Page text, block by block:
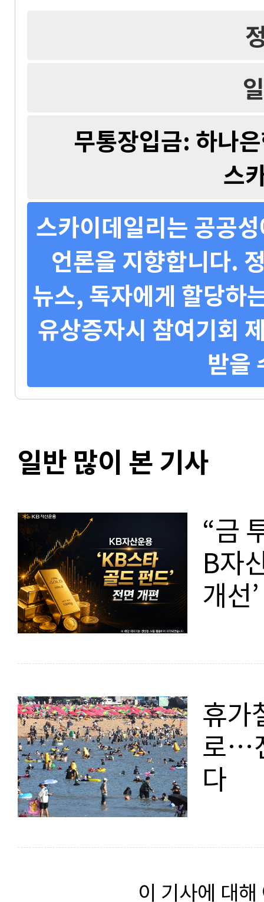
무통장입금: 하나
스
스카이데일리는 공공
언론을 지향합니다.
뉴스, 독자에게 할당하
유상증자시 참여기회
받을
일반 많이 본 기사
“금
B자
개선’
휴가
로…
다
이 기사에 대